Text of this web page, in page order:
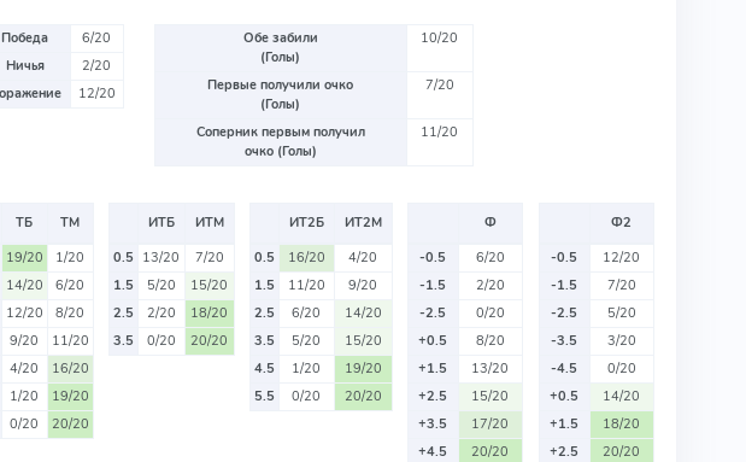
Победа
6/20
Ничья
2/20
12/20
Обе забили
(Голы)
10/20
Первые получили очко
(Голы)
7/20
Соперник первым получил
очко (Голы)
11/20
ТБ
ТМ
19/20
1/20
14/20
6/20
12/20
8/20
9/20
11/20
4/20
16/20
1/20
19/20
0/20 20/20
ИТБ
ИТМ
0.5 13/20
7/20
1.5
5/20
15/20
2.5
2/20
18/20
3.5
0/20 20/20
ИТ2Б
ИТ2М
0.5
16/20
4/20
1.5
11/20
9/20
2.5
6/20
14/20
3.5
5/20
15/20
4.5
1/20
19/20
5.5
0/20 20/20
Ф
-0.5
6/20
-1.5
2/20
-2.5
0/20
+0.5
8/20
+1.5
13/20
+2.5
15/20
+3.5
17/20
+4.5
20/20
Ф2
-0.5
12/20
-1.5
7/20
-2.5
5/20
-3.5
3/20
-4.5
0/20
+0.5
14/20
+1.5
18/20
+2.5
20/20